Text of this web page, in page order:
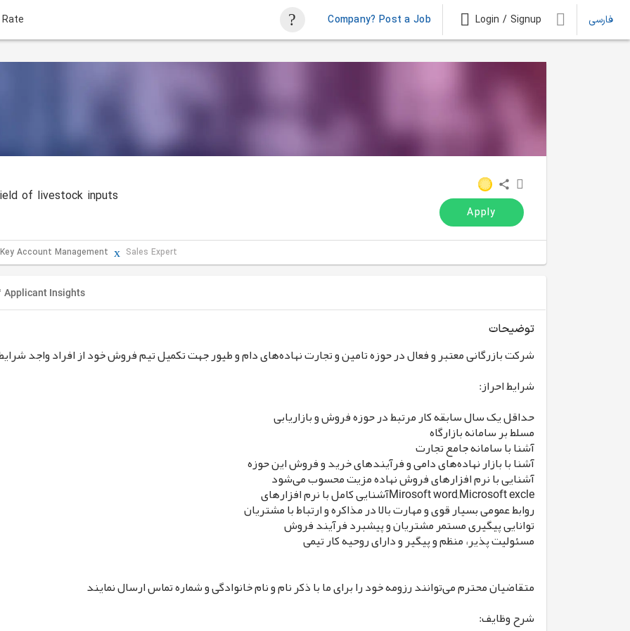
Company? Post a Job Login / Signup فارسی
of livestock inputs
Apply
Account Management Sales Expert
Applicant Insights
توضیحات
شرکت بازرگانی معتبر و فعال در حوزه تامین و تجارت نهاده‌های دام و طیور جهت تکمیل تیم فروش خود از افراد واجد
شرایط احراز:
حداقل یک سال سابقه کار مرتبط در حوزه فروش و بازاریابی
مسلط بر سامانه بازارگاه
آشنا با سامانه جامع تجارت
آشنا با بازار نهاده‌های دامی و فرآیندهای خرید و فروش این حوزه
آشنایی با نرم افزارهای فروش نهاده مزیت محسوب می‌شود
Mirosoft word,Microsoft excleآشنایی کامل با نرم افزارهای
روابط عمومی بسیار قوی و مهارت بالا در مذاکره و ارتباط با مشتریان
توانایی پیگیری مستمر مشتریان و پیشبرد فرآیند فروش
مسئولیت پذیر، منظم و پیگیر و دارای روحیه کار تیمی
متقاضیان محترم می‌توانند رزومه خود را برای ما با ذکر نام و نام خانوادگی و شماره تماس ارسال نمایند
شرح وظایف: